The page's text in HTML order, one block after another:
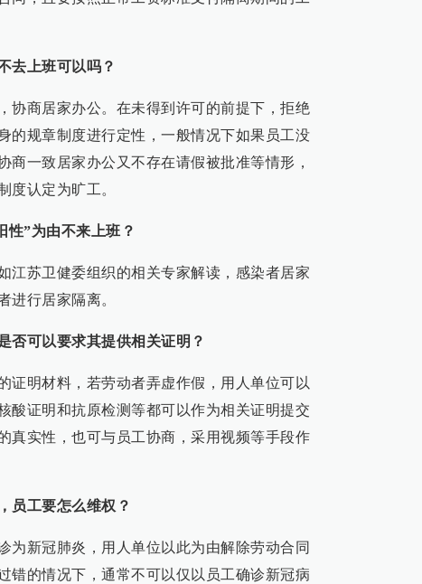
去上班可以吗？
协商居家办公。在未得到许可的前提下，拒绝
的规章制度进行定性，一般情况下如果员工没
商一致居家办公又不存在请假被批准等情形，
度认定为旷工。
性”为由不来上班？
江苏卫健委组织的相关专家解读，感染者居家
进行居家隔离。
否可以要求其提供相关证明？
证明材料，若劳动者弄虚作假，用人单位可以
酸证明和抗原检测等都可以作为相关证明提交
真实性，也可与员工协商，采用视频等手段作
员工要怎么维权？
为新冠肺炎，用人单位以此为由解除劳动合同
错的情况下，通常不可以仅以员工确诊新冠病